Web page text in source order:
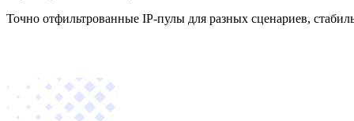
Точно отфильтрованные IP-пулы для разных сценариев,